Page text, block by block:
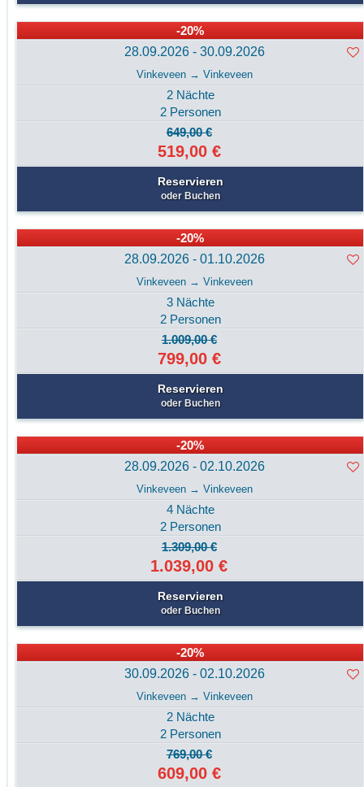
-20%
28.09.2026 - 30.09.2026
Vinkeveen → Vinkeveen
2 Nächte
2 Personen
649,00 €
519,00 €
Reservieren
oder Buchen
-20%
28.09.2026 - 01.10.2026
Vinkeveen → Vinkeveen
3 Nächte
2 Personen
1.009,00 €
799,00 €
Reservieren
oder Buchen
-20%
28.09.2026 - 02.10.2026
Vinkeveen → Vinkeveen
4 Nächte
2 Personen
1.309,00 €
1.039,00 €
Reservieren
oder Buchen
-20%
30.09.2026 - 02.10.2026
Vinkeveen → Vinkeveen
2 Nächte
2 Personen
769,00 €
609,00 €